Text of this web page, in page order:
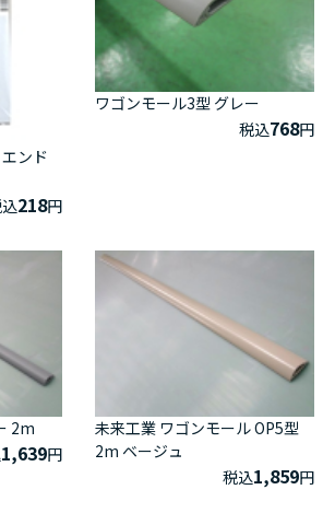
ンド
218円
ワゴンモール3型 グレー
税込768円
2m
1,639円
未来工業 ワゴンモール OP5型
2m ベージュ
税込1,859円